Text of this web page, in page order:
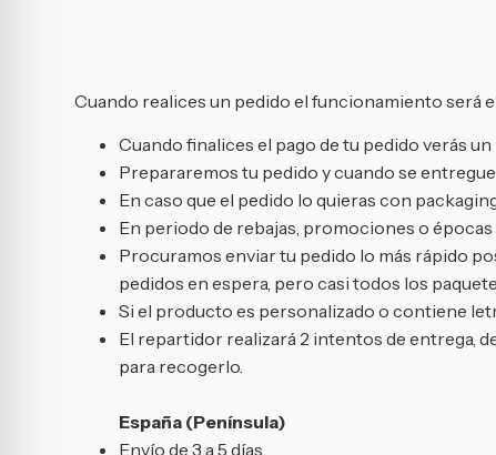
Cuando realices un pedido el funcionamiento será
Cuando finalices el pago de tu pedido verás
Prepararemos tu pedido y cuando se
En caso que el pedido lo quieras con
En periodo de rebajas, promociones o
Procuramos enviar tu pedido lo más rápido
pedidos en espera, pero casi todos los
Si el producto es personalizado o contiene
El repartidor realizará 2 intentos de entrega,
para recogerlo.
España (Península)
Envío de 3 a 5 días.